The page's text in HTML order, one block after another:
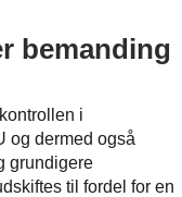
bemanding
i
og dermed også
grundigere
til fordel for en